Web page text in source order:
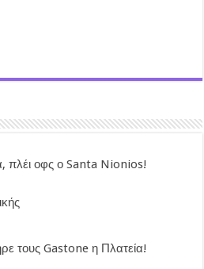
πλέι οφς ο Santa Nionios!
τους Gastone η Πλατεία!